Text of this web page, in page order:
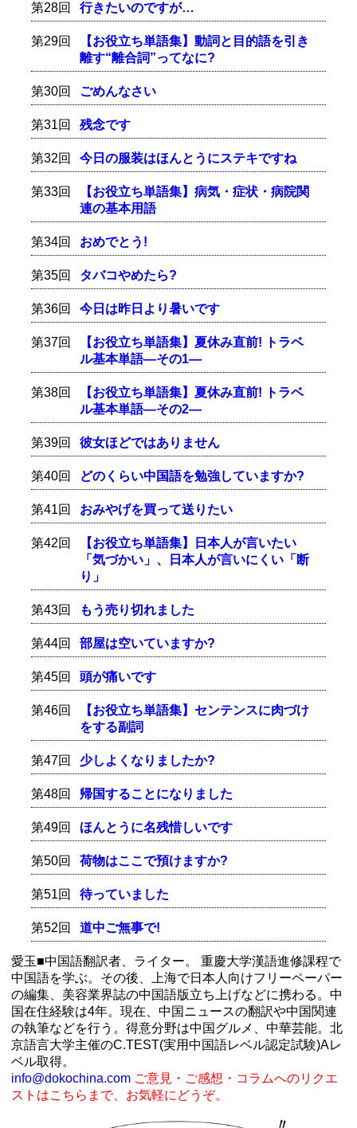
第28回 行きたいのですが…
第29回
【お役立ち単語集】動詞と目的語を引き
離す“離合詞”ってなに?
第30回 ごめんなさい
第31回 残念です
第32回 今日の服装はほんとうにステキですね
第33回
【お役立ち単語集】病気・症状・病院関
連の基本用語
第34回 おめでとう!
第35回 タバコやめたら?
第36回 今日は昨日より暑いです
第37回
【お役立ち単語集】夏休み直前! トラベ
ル基本単語―その1―
第38回
【お役立ち単語集】夏休み直前! トラベ
ル基本単語―その2―
第39回 彼女ほどではありません
第40回 どのくらい中国語を勉強していますか?
第41回 おみやげを買って送りたい
第42回
【お役立ち単語集】日本人が言いたい
「気づかい」、日本人が言いにくい「断
り」
第43回 もう売り切れました
第44回 部屋は空いていますか?
第45回 頭が痛いです
第46回
【お役立ち単語集】センテンスに肉づけ
をする副詞
第47回 少しよくなりましたか?
第48回 帰国することになりました
第49回 ほんとうに名残惜しいです
第50回 荷物はここで預けますか?
第51回 待っていました
第52回 道中ご無事で!
愛玉■中国語翻訳者、ライター。 重慶大学漢語進修課程で
中国語を学ぶ。その後、上海で日本人向けフリーペーパー
の編集、美容業界誌の中国語版立ち上げなどに携わる。中
国在住経験は4年。現在、中国ニュースの翻訳や中国関連
の執筆などを行う。得意分野は中国グルメ、中華芸能。北
京語言大学主催のC.TEST(実用中国語レベル認定試験)Aレ
ベル取得。
info@dokochina.com ご意見・ご感想・コラムへのリクエ
ストはこちらまで、お気軽にどうぞ。